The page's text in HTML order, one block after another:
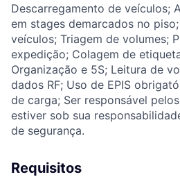
Descarregamento de veículos;
em stages demarcados no
veículos; Triagem de volumes;
expedição; Colagem de
Organização e 5S; Leitura de
dados RF; Uso de EPIS
de carga; Ser responsável
estiver sob sua
de segurança.
Requisitos